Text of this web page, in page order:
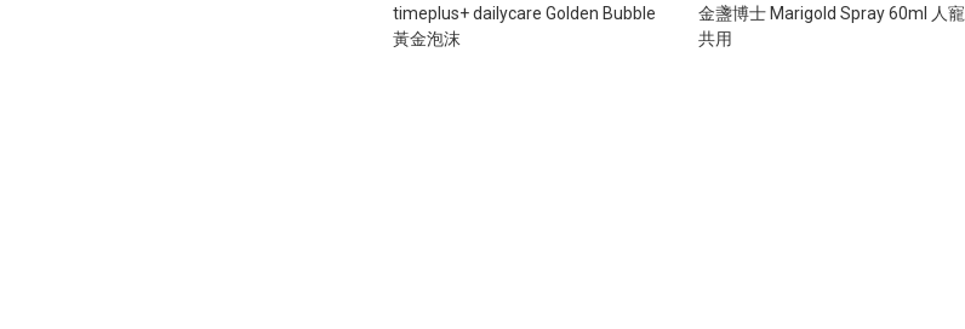
timeplus+ dailycare Golden Bubble
黃金泡沫
金盞博士 Marigold Spray 60ml 人寵
共用